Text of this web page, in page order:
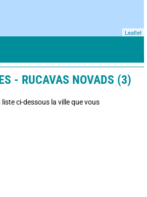
Leaflet
- RUCAVAS NOVADS (3)
ci-dessous la ville que vous